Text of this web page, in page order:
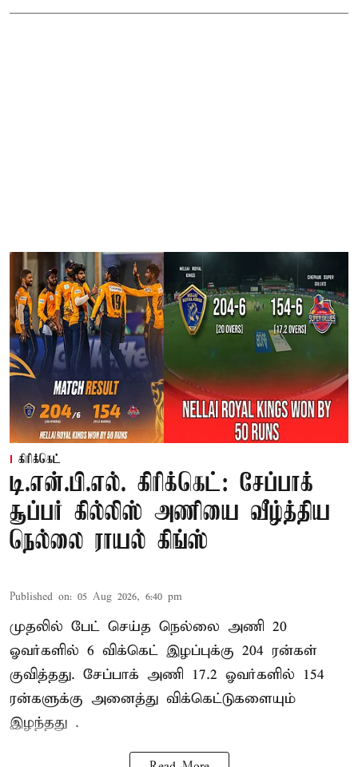
கிரிக்கெட்
டி.என்.பி.எல். கிரிக்கெட்: சேப்பாக்
சூப்பர் கில்லிஸ் அணியை வீழ்த்திய
நெல்லை ராயல் கிங்ஸ்
Published on: 05 Aug 2026, 6:40 pm
முதலில் பேட் செய்த நெல்லை அணி 20
ஓவர்களில் 6 விக்கெட் இழப்புக்கு 204 ரன்கள்
குவித்தது. சேப்பாக் அணி 17.2 ஓவர்களில் 154
ரன்களுக்கு அனைத்து விக்கெட்டுகளையும்
இழந்தது .